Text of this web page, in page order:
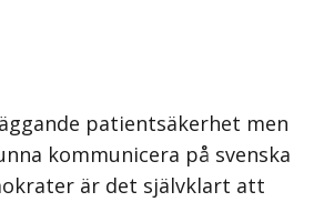
patientsäkerhet men
kommunicera på svenska
är det självklart att